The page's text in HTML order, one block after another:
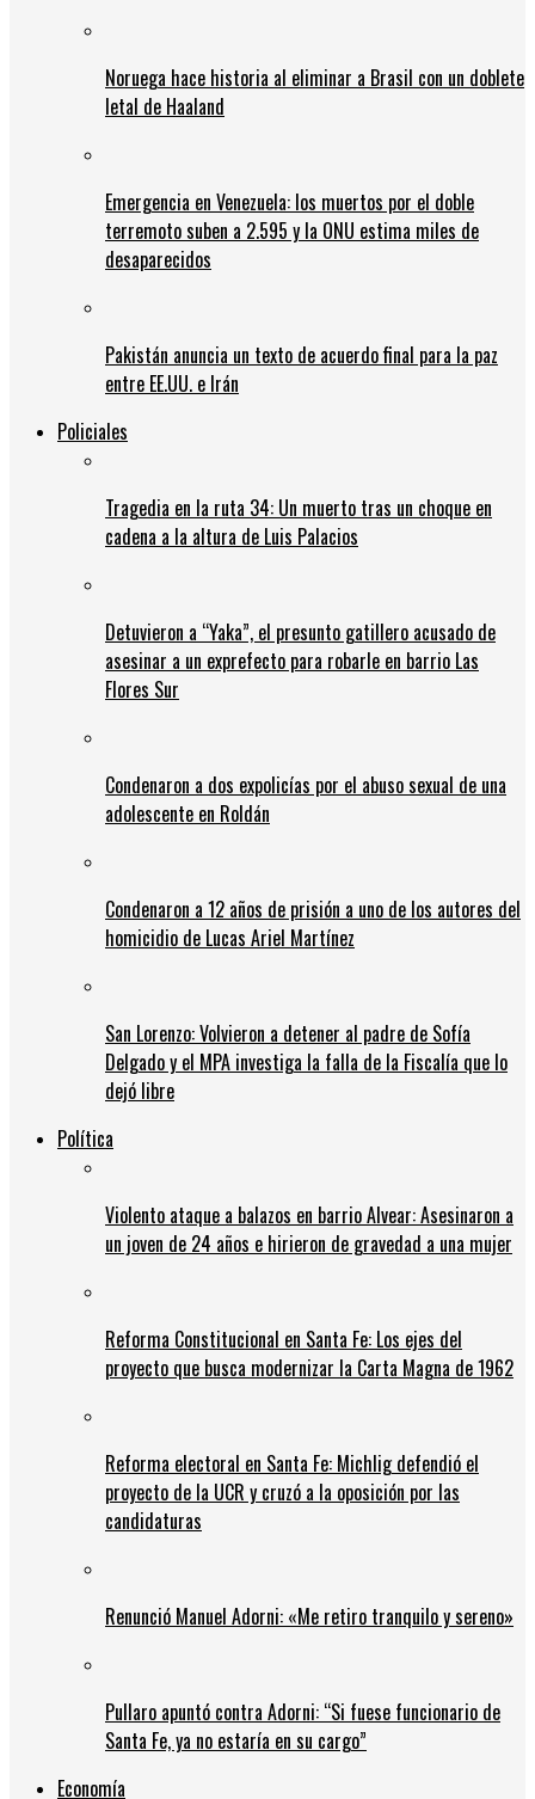
Noruega hace historia al eliminar a Brasil con un doblete
letal de Haaland
Emergencia en Venezuela: los muertos por el doble
terremoto suben a 2.595 y la ONU estima miles de
desaparecidos
Pakistán anuncia un texto de acuerdo final para la paz
entre EE.UU. e Irán
Policiales
Tragedia en la ruta 34: Un muerto tras un choque en
cadena a la altura de Luis Palacios
Detuvieron a “Yaka”, el presunto gatillero acusado de
asesinar a un exprefecto para robarle en barrio Las
Flores Sur
Condenaron a dos expolicías por el abuso sexual de una
adolescente en Roldán
Condenaron a 12 años de prisión a uno de los autores del
homicidio de Lucas Ariel Martínez
San Lorenzo: Volvieron a detener al padre de Sofía
Delgado y el MPA investiga la falla de la Fiscalía que lo
dejó libre
Política
Violento ataque a balazos en barrio Alvear: Asesinaron a
un joven de 24 años e hirieron de gravedad a una mujer
Reforma Constitucional en Santa Fe: Los ejes del
proyecto que busca modernizar la Carta Magna de 1962
Reforma electoral en Santa Fe: Michlig defendió el
proyecto de la UCR y cruzó a la oposición por las
candidaturas
Renunció Manuel Adorni: «Me retiro tranquilo y sereno»
Pullaro apuntó contra Adorni: “Si fuese funcionario de
Santa Fe, ya no estaría en su cargo”
Economía